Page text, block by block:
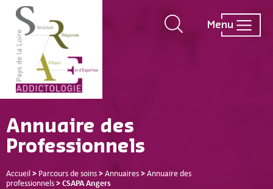
Menu
Annuaire des
Professionnels
Accueil > Parcours de soins > Annuaires > Annuaire des
professionnels > CSAPA Angers